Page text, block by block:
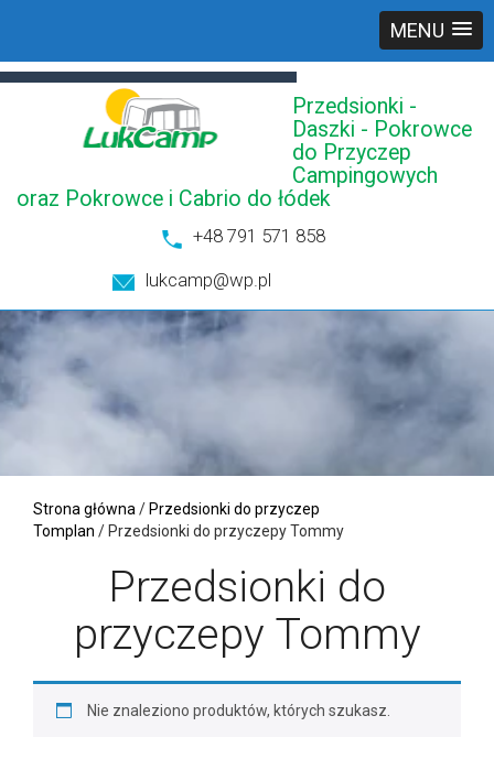
MENU
Przedsionki -
Daszki - Pokrowce
do Przyczep
Campingowych
oraz Pokrowce i Cabrio do łódek
+48 791 571 858
lukcamp@wp.pl
Strona główna / Przedsionki do przyczep
Tomplan / Przedsionki do przyczepy Tommy
Przedsionki do
przyczepy Tommy
Nie znaleziono produktów, których szukasz.